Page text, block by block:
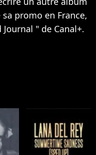
promo en France,
" de Canal+.